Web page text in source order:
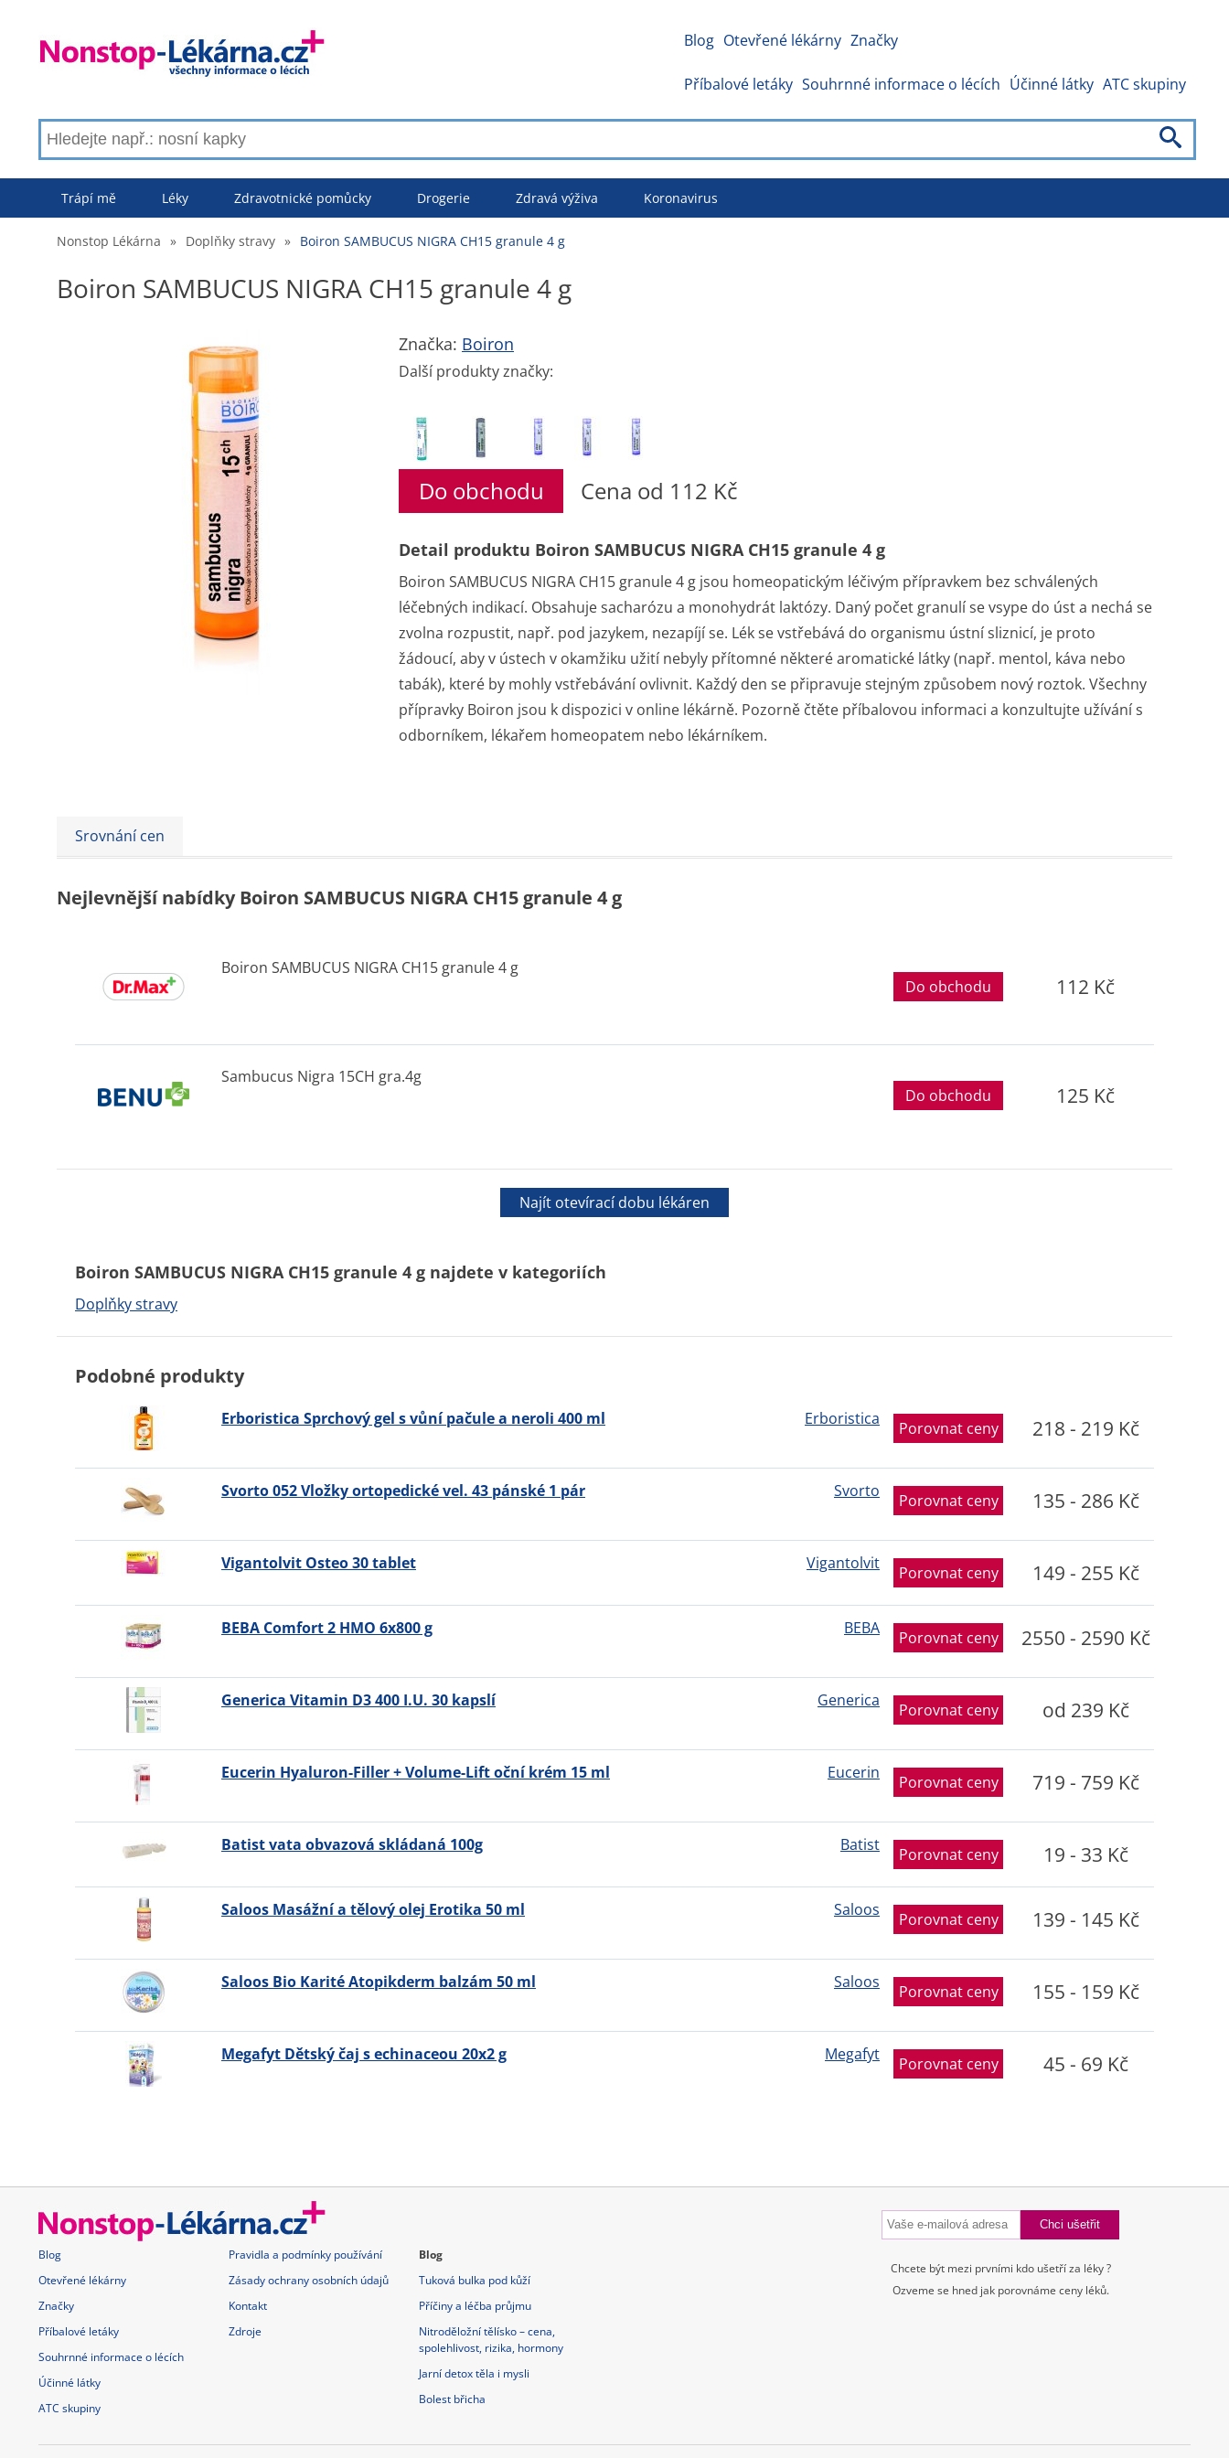
Blog Otevřené lékárny Značky
Příbalové letáky Souhrnné informace o lécích Účinné látky ATC skupiny
Trápí mě Léky Zdravotnické pomůcky Drogerie Zdravá výživa Koronavirus
Nonstop Lékárna » Doplňky stravy » Boiron SAMBUCUS NIGRA CH15 granule 4 g
Boiron SAMBUCUS NIGRA CH15 granule 4 g
Značka: Boiron
Další produkty značky:
Do obchodu Cena od 112 Kč
Detail produktu Boiron SAMBUCUS NIGRA CH15 granule 4 g
Boiron SAMBUCUS NIGRA CH15 granule 4 g jsou homeopatickým léčivým přípravkem bez schválených
léčebných indikací. Obsahuje sacharózu a monohydrát laktózy. Daný počet granulí se vsype do úst a nechá se
zvolna rozpustit, např. pod jazykem, nezapíjí se. Lék se vstřebává do organismu ústní sliznicí, je proto
žádoucí, aby v ústech v okamžiku užití nebyly přítomné některé aromatické látky (např. mentol, káva nebo
tabák), které by mohly vstřebávání ovlivnit. Každý den se připravuje stejným způsobem nový roztok. Všechny
přípravky Boiron jsou k dispozici v online lékárně. Pozorně čtěte příbalovou informaci a konzultujte užívání s
odborníkem, lékařem homeopatem nebo lékárníkem.
Srovnání cen
Nejlevnější nabídky Boiron SAMBUCUS NIGRA CH15 granule 4 g
Boiron SAMBUCUS NIGRA CH15 granule 4 g
Do obchodu
112 Kč
Sambucus Nigra 15CH gra.4g
Do obchodu
125 Kč
Najít otevírací dobu lékáren
Boiron SAMBUCUS NIGRA CH15 granule 4 g najdete v kategoriích
Doplňky stravy
Podobné produkty
Erboristica Sprchový gel s vůní pačule a neroli 400 ml Erboristica Porovnat ceny 218 - 219 Kč
Svorto 052 Vložky ortopedické vel. 43 pánské 1 pár Svorto Porovnat ceny 135 - 286 Kč
Vigantolvit Osteo 30 tablet Vigantolvit Porovnat ceny 149 - 255 Kč
BEBA Comfort 2 HMO 6x800 g BEBA Porovnat ceny 2550 - 2590 Kč
Generica Vitamin D3 400 I.U. 30 kapslí Generica Porovnat ceny od 239 Kč
Eucerin Hyaluron-Filler + Volume-Lift oční krém 15 ml Eucerin Porovnat ceny 719 - 759 Kč
Batist vata obvazová skládaná 100g Batist Porovnat ceny 19 - 33 Kč
Saloos Masážní a tělový olej Erotika 50 ml Saloos Porovnat ceny 139 - 145 Kč
Saloos Bio Karité Atopikderm balzám 50 ml Saloos Porovnat ceny 155 - 159 Kč
Megafyt Dětský čaj s echinaceou 20x2 g Megafyt Porovnat ceny 45 - 69 Kč
Blog
Otevřené lékárny
Značky
Příbalové letáky
Souhrnné informace o lécích
Účinné látky
ATC skupiny
Pravidla a podmínky používání
Zásady ochrany osobních údajů
Kontakt
Zdroje
Blog
Tuková bulka pod kůží
Příčiny a léčba průjmu
Nitroděložní tělísko – cena,
spolehlivost, rizika, hormony
Jarní detox těla i mysli
Bolest břicha
Chcete být mezi prvními kdo ušetří za léky ?
Ozveme se hned jak porovnáme ceny léků.